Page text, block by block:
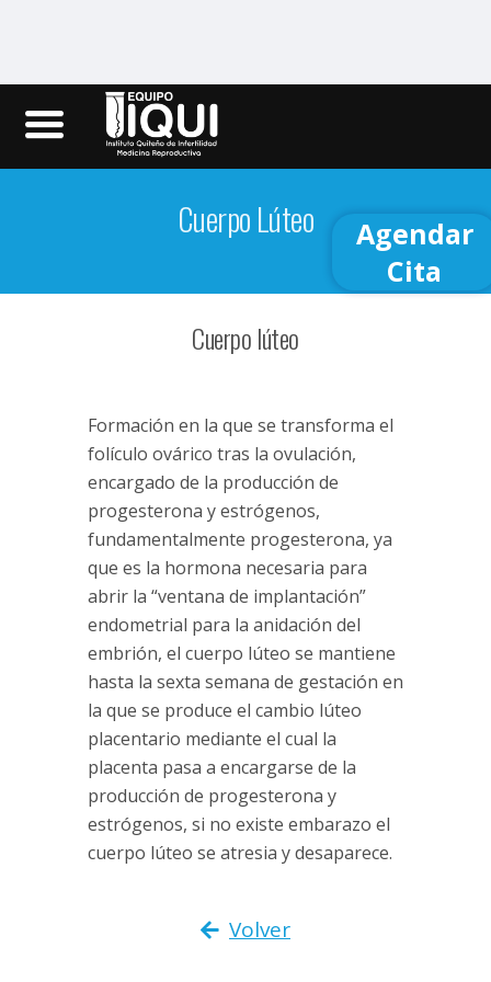
Iqui.ec
Cuerpo Lúteo
Cuerpo lúteo
Formación en la que se transforma el
folículo ovárico tras la ovulación,
encargado de la producción de
progesterona y estrógenos,
fundamentalmente progesterona, ya
que es la hormona necesaria para
abrir la “ventana de implantación”
endometrial para la anidación del
embrión, el cuerpo lúteo se mantiene
hasta la sexta semana de gestación en
la que se produce el cambio lúteo
placentario mediante el cual la
placenta pasa a encargarse de la
producción de progesterona y
estrógenos, si no existe embarazo el
cuerpo lúteo se atresia y desaparece.
Volver
Agendar
Cita